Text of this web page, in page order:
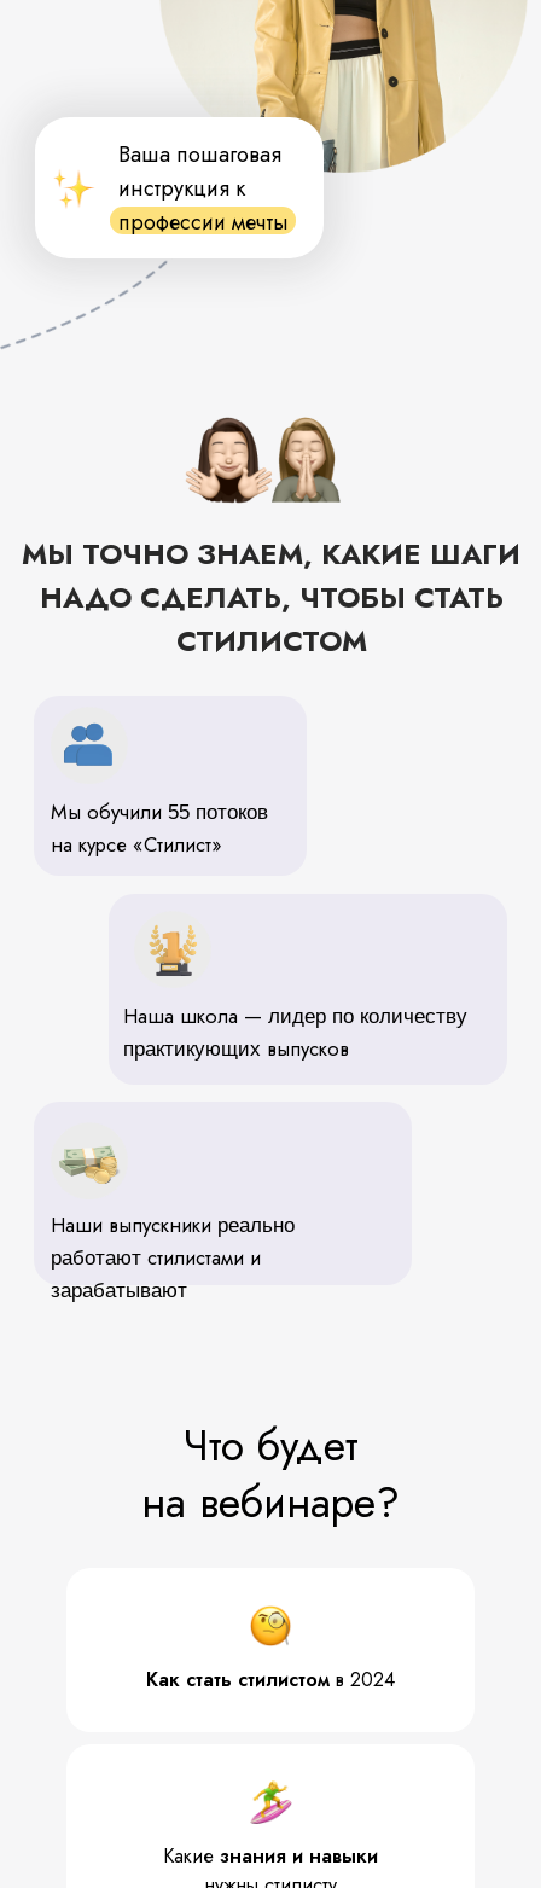
Наша школа —лидер по количеству
реально
МЫ ТОЧНО ЗНАЕМ, КАКИЕ ШАГИ
НАДО СДЕЛАТЬ, ЧТОБЫ СТАТЬ
СТИЛИСТОМ
Как стать стилистом в 2024
Какие знания и навыки
Что будет
на вебинаре?